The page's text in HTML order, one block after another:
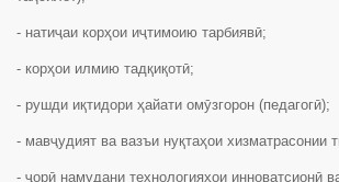
- натиҷаи корҳои иҷтимоию тарбиявӣ;
- корҳои илмию тадқиқотӣ;
- рушди иқтидори ҳайати омӯзгорон (педагогӣ);
- мавҷудият ва вазъи нуқтаҳои хизматрасонии
- ҷорӣ намудани технологияҳои инноватсионӣ